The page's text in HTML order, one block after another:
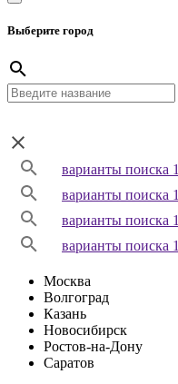
Выберите город
варианты поиска 1
варианты поиска 1
варианты поиска 1
варианты поиска 1
Москва
Волгоград
Казань
Новосибирск
Ростов-на-Дону
Саратов